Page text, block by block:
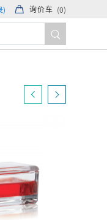
) 询价车 (0)